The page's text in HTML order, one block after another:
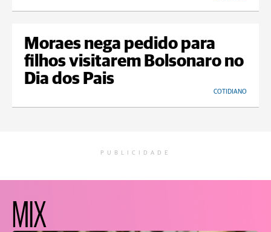
Moraes nega pedido para
filhos visitarem Bolsonaro no
Dia dos Pais
COTIDIANO
PUBLICIDADE
MIX